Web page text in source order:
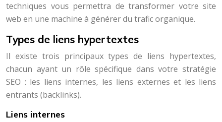
techniques vous permettra de transformer votre site
web en une machine à générer du trafic organique.
Types de liens hypertextes
Il existe trois principaux types de liens hypertextes,
chacun ayant un rôle spécifique dans votre stratégie
SEO : les liens internes, les liens externes et les liens
entrants (backlinks).
Liens internes